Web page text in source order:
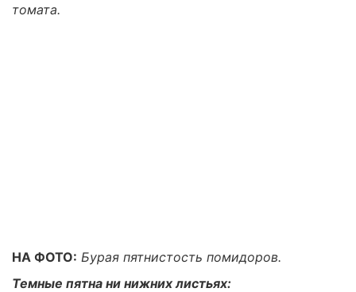
томата.
НА ФОТО: Бурая пятнистость помидоров.
Темные пятна ни нижних листьях: